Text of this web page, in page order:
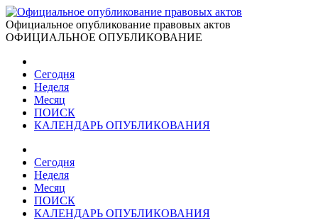
Официальное опубликование правовых актов
ОФИЦИАЛЬНОЕ ОПУБЛИКОВАНИЕ
Сегодня
Неделя
Месяц
ПОИСК
КАЛЕНДАРЬ ОПУБЛИКОВАНИЯ
Сегодня
Неделя
Месяц
ПОИСК
КАЛЕНДАРЬ ОПУБЛИКОВАНИЯ